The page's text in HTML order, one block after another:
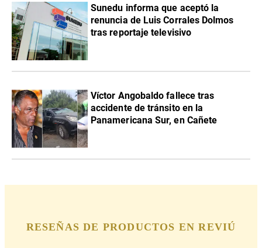
Sunedu informa que aceptó la
renuncia de Luis Corrales Dolmos
tras reportaje televisivo
Víctor Angobaldo fallece tras
accidente de tránsito en la
Panamericana Sur, en Cañete